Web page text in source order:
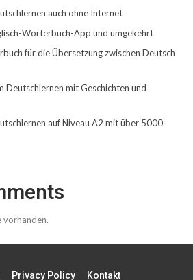
auch ohne Internet
Wörterbuch-App und umgekehrt
für die Übersetzung zwischen Deutsch
Deutschlernen mit Geschichten und
auf Niveau A2 mit über 5000
vorhanden.
Privacy Policy Kontakt